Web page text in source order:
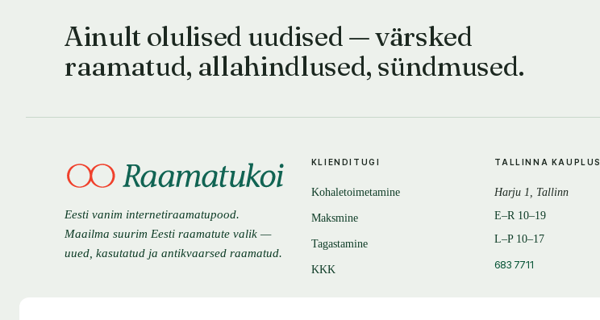
Ainult olulised uudised — värsked
raamatud, allahindlused, sündmused.
Eesti vanim internetiraamatupood.
Maailma suurim Eesti raamatute valik —
uued, kasutatud ja antikvaarsed raamatud.
KLIENDITUGI
Kohaletoimetamine
Maksmine
Tagastamine
KKK
TALLINNA KAUPLUS
Harju 1, Tallinn
E–R 10–19
L–P 10–17
683 7711